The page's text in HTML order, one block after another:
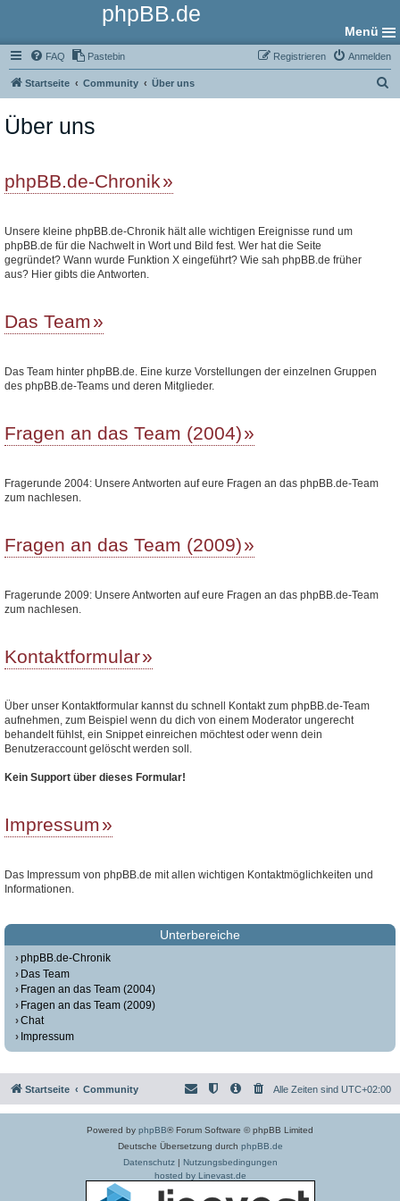
phpBB.de
Menü
FAQ Pastebin Anmelden
Registrieren
Startseite Community Über uns
Über uns
phpBB.de-Chronik
Unsere kleine phpBB.de-Chronik hält alle wichtigen Ereignisse rund um
phpBB.de für die Nachwelt in Wort und Bild fest. Wer hat die Seite
gegründet? Wann wurde Funktion X eingeführt? Wie sah phpBB.de früher
aus? Hier gibts die Antworten.
Das Team
Das Team hinter phpBB.de. Eine kurze Vorstellungen der einzelnen Gruppen
des phpBB.de-Teams und deren Mitglieder.
Fragen an das Team (2004)
Fragerunde 2004: Unsere Antworten auf eure Fragen an das phpBB.de-Team
zum nachlesen.
Fragen an das Team (2009)
Fragerunde 2009: Unsere Antworten auf eure Fragen an das phpBB.de-Team
zum nachlesen.
Kontaktformular
Über unser Kontaktformular kannst du schnell Kontakt zum phpBB.de-Team
aufnehmen, zum Beispiel wenn du dich von einem Moderator ungerecht
behandelt fühlst, ein Snippet einreichen möchtest oder wenn dein
Benutzeraccount gelöscht werden soll.
Kein Support über dieses Formular!
Impressum
Das Impressum von phpBB.de mit allen wichtigen Kontaktmöglichkeiten und
Informationen.
Unterbereiche
phpBB.de-Chronik
Das Team
Fragen an das Team (2004)
Fragen an das Team (2009)
Chat
Impressum
Startseite Community Alle Zeiten sind UTC+02:00
Powered by phpBB® Forum Software © phpBB Limited
Deutsche Übersetzung durch phpBB.de
Datenschutz| Nutzungsbedingungen
hosted by Linevast.de